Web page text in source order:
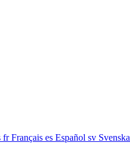
frFrançais es Español sv Svenska